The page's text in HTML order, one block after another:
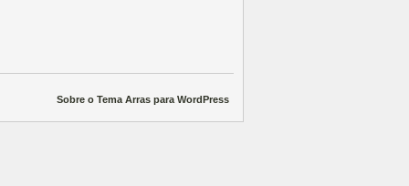
Sobre o Tema Arras para WordPress